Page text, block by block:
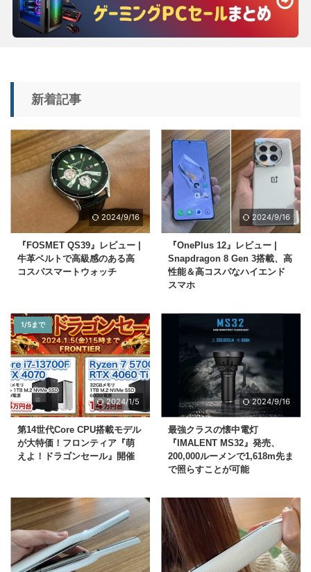
新着記事
2024/9/16
『FOSMET QS39』レビュー |
牛革ベルトで高級感のある高
コスパスマートウォッチ
2024/9/16
『OnePlus 12』レビュー |
Snapdragon 8 Gen 3搭載、高
性能＆高コスパなハイエンド
スマホ
1/5まで
2024/1/5
第14世代Core CPU搭載モデル
が大特価！フロンティア『萌
えよ！ドラゴンセール』開催
2024/9/16
最強クラスの懐中電灯
『IMALENT MS32』発売、
200,000ルーメンで1,618m先ま
で照らすことが可能